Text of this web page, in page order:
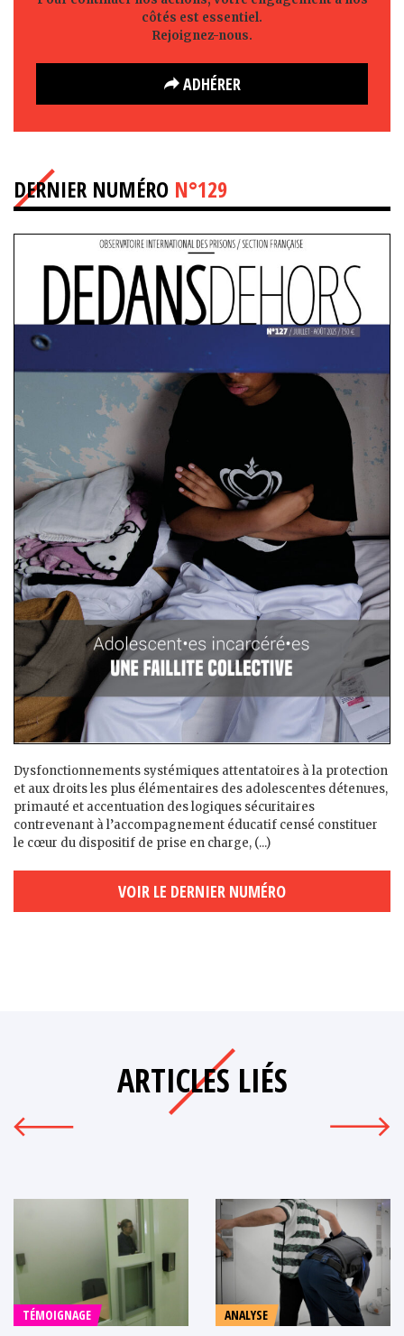
côtés est essentiel.
Rejoignez-nous.
ADHÉRER
DERNIER NUMÉRO N°129
Dysfonctionnements systémiques attentatoires à la protection
et aux droits les plus élémentaires des adolescent·es détenu·es,
primauté et accentuation des logiques sécuritaires
contrevenant à l’accompagnement éducatif censé constituer
le cœur du dispositif de prise en charge, (...)
VOIR LE DERNIER NUMÉRO
ARTICLES LIÉS
TÉMOIGNAGE ANALYSE